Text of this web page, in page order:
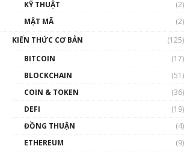
Blockchain
Nhân sự tương lại ngành
Blockchain Việt Nam | Phổ
cập Blockchain
Blockchain đang được ứng
KỸ THUẬT
(2)
MẬT MÃ
(2)
KIẾN THỨC CƠ BẢN
(125)
BITCOIN
(17)
BLOCKCHAIN
(51)
COIN & TOKEN
(36)
DEFI
(19)
ĐỒNG THUẬN
(4)
ETHEREUM
(9)